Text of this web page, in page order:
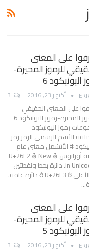
على المعنى
للرموز المحيرة-
اليونيكود 6
أكتوبر 23, 2016
على المعنى الحقيقي
للرموز المحيرة-رموز اليونيكود 6
رموز اليونيكود
الأسم الرسمي الرمز رمز
# الأتشمل معنى عام
علامة أورانوس ⛢ U+26E2 ⛢ New
in Unicode 6. دائرة بخط ونقطتين
في الأعلى ⛣ U+26E3 ⛣ دائرة عامة.
على المعنى
للرموز المحيرة-
اليونيكود 5
أكتوبر 23, 2016